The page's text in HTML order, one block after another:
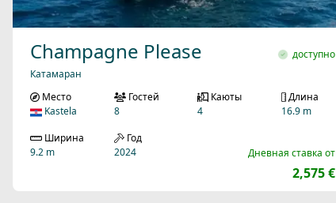
Champagne Please
Катамаран
доступно
Дневная ставка от
2,575 €
Место
Kastela
Гостей
8
Каюты
4
Длина
16.9 m
Ширина
9.2 m
Год
2024